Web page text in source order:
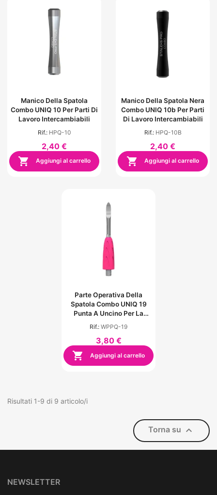
Manico Della Spatola
Combo UNIQ 10 Per Parti Di
Lavoro Intercambiabili
Rif.: HPQ-10
2,40 €
 Aggiungi al carrello
Manico Della Spatola Nera
Combo UNIQ 10b Per Parti
Di Lavoro Intercambiabili
Rif.: HPQ-10B
2,40 €
 Aggiungi al carrello
Parte Operativa Della
Spatola Combo UNIQ 19
Punta A Uncino Per La
Pulizia
Rif.: WPPQ-19
3,80 €
 Aggiungi al carrello
Risultati 1-9 di 9 articolo/i
Torna su 
NEWSLETTER